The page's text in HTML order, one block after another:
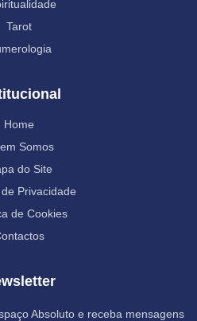
Tarot
Home
Somos
do Site
Privacidade
de Cookies
Absoluto e receba mensagens